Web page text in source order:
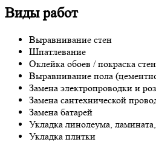
Виды работ
Выравнивание стен
Шпатлевание
Оклейка обоев / покраска стен
Выравнивание пола
Замена электропроводки и
Замена сантехнической
Замена батарей
Укладка линолеума,
Укладка плитки